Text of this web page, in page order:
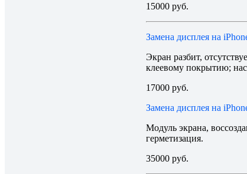
15000 руб.
Замена дисплея на
Экран разбит,
клеевому покрытию;
17000 руб.
Замена дисплея на
Модуль экрана,
герметизация.
35000 руб.